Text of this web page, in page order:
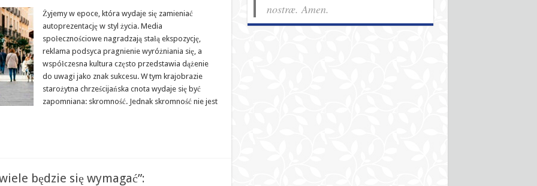
Żyjemy w epoce, która wydaje się zamieniać
autoprezentację w styl życia. Media
społecznościowe nagradzają stałą ekspozycję,
reklama podsyca pragnienie wyróżniania się, a
współczesna kultura często przedstawia dążenie
do uwagi jako znak sukcesu. W tym krajobrazie
starożytna chrześcijańska cnota wydaje się być
zapomniana: skromność. Jednak skromność nie jest
będzie się wymagać”:
nostræ. Amen.